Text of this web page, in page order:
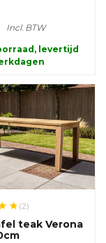
Incl. BTW
levertijd
(2)
teak Verona